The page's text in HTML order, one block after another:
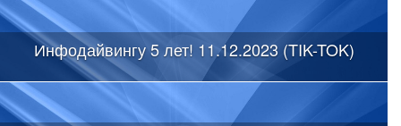
Инфодайвингу 5 лет! 11.12.2023 (TIK-TOK)